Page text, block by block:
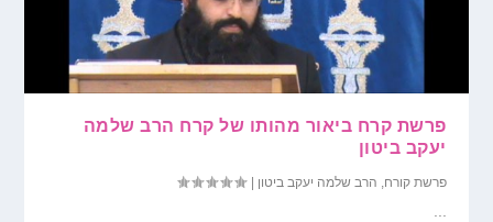
פרשת קרח ביאור מהותו של קרח הרב שלמה
יעקב ביטון
פרשת קורח, הרב שלמה יעקב ביטון |
...